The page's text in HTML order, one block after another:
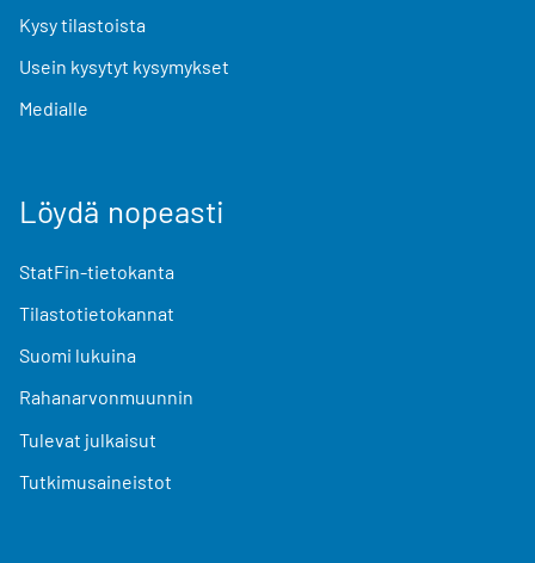
Kysy tilastoista
Usein kysytyt kysymykset
Medialle
Löydä nopeasti
StatFin-tietokanta
Tilastotietokannat
Suomi lukuina
Rahanarvonmuunnin
Tulevat julkaisut
Tutkimusaineistot